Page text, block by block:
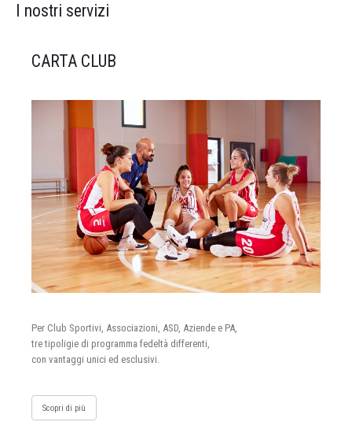
I nostri servizi
CARTA CLUB
Per Club Sportivi, Associazioni, ASD, Aziende e PA,
tre tipoligie di programma fedeltà differenti,
con vantaggi unici ed esclusivi.
Scopri di più